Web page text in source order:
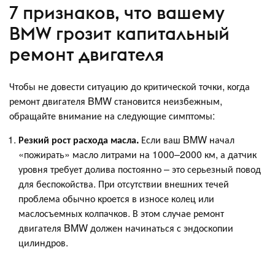
7 признаков, что вашему
BMW грозит капитальный
ремонт двигателя
Чтобы не довести ситуацию до критической точки, когда
ремонт двигателя BMW становится неизбежным,
обращайте внимание на следующие симптомы:
Резкий рост расхода масла. Если ваш BMW начал
«пожирать» масло литрами на 1000–2000 км, а датчик
уровня требует долива постоянно – это серьезный повод
для беспокойства. При отсутствии внешних течей
проблема обычно кроется в износе колец или
маслосъемных колпачков. В этом случае ремонт
двигателя BMW должен начинаться с эндоскопии
цилиндров.